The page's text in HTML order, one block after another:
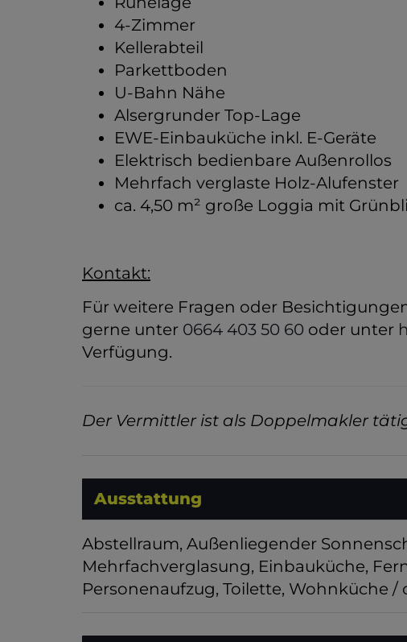
4-Zimmer
Kellerabteil
Parkettboden
U-Bahn Nähe
Alsergrunder Top-Lage
EWE-Einbauküche inkl. E-Geräte
Elektrisch bedienbare Außenrollos
Mehrfach verglaste Holz-Alufenster
ca. 4,50 m² große Loggia mit
Kontakt:
Für weitere Fragen oder
gerne unter 0664 403 50 60 oder unter
Verfügung.
Der Vermittler ist als Doppelmakler
Ausstattung
Abstellraum Außenliegender
Mehrfachverglasung Einbauküche
Personenaufzug Toilette Wohnküche /